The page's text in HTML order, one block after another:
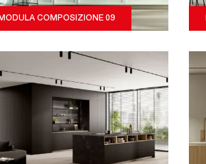
MODULA COMPOSIZIONE 09